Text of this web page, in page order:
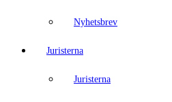
Nyhetsbrev
Juristerna
Juristerna